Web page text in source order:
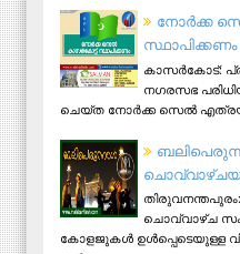
നോര്‍ക്ക
സ്ഥാപിക്കണം
കാസര്‍കോട്:
നഗരസഭ
ചെയ്ത നോര്‍ക്ക സെല്‍
ചൊവ്വാഴ്ച
കോളജുകള്‍ ഉള്‍പ്പെടെയുള്ള